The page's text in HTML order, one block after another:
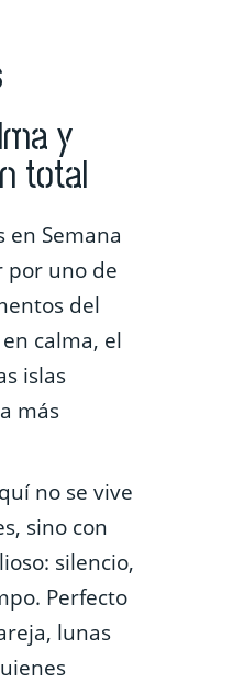
y
total
en Semana
por uno de
del
calma, el
islas
más
no se vive
sino con
silencio,
Perfecto
lunas